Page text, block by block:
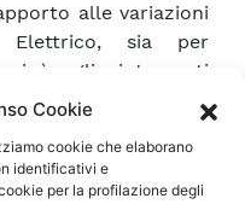
Cookie
cookie che elaborano
identificativi e
per la profilazione degli
alle variazioni
Elettrico, sia per
cioè gli interventi
introdurre
agli impatti
le regole e le
Elettrico deve